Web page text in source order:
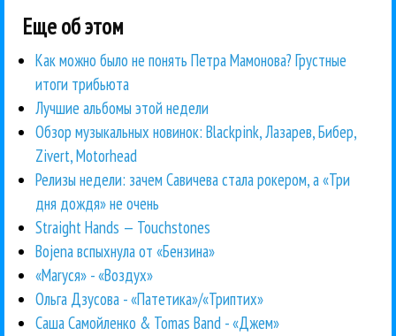
Еще об этом
Как можно было не понять Петра Мамонова? Грустные
итоги трибьюта
Лучшие альбомы этой недели
Обзор музыкальных новинок: Blackpink, Лазарев, Бибер,
Zivert, Motorhead
Релизы недели: зачем Савичева стала рокером, а «Три
дня дождя» не очень
Straight Hands — Touchstones
Bojena вспыхнула от «Бензина»
«Маrуся» - «Воздух»
Ольга Дзусова - «Патетика»/«Триптих»
Саша Самойленко & Tomas Band - «Джем»